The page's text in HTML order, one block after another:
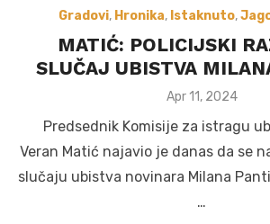
Gradovi, Hronika, Istaknuto,
MATIĆ: POLICIJSKI
SLUČAJ UBISTVA
Posted
Apr 11, 2024
Predsednik Komisije za istragu
Veran Matić najavio je danas da se
slučaju ubistva novinara Milana
…